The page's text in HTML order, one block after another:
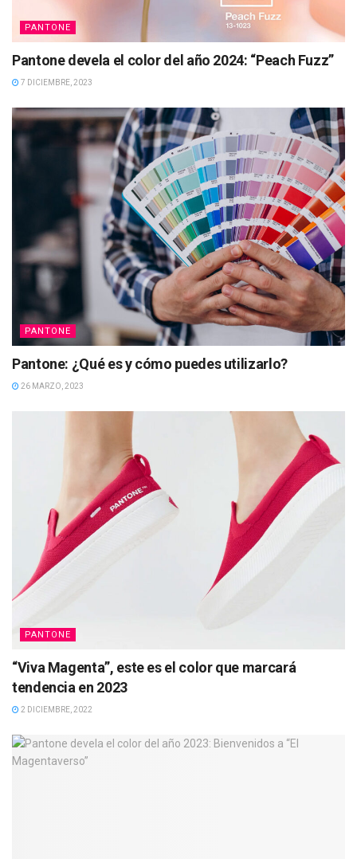
PANTONE
Pantone devela el color del año 2024: “Peach Fuzz”
7 DICIEMBRE, 2023
PANTONE
Pantone: ¿Qué es y cómo puedes utilizarlo?
26 MARZO, 2023
PANTONE
“Viva Magenta”, este es el color que marcará
tendencia en 2023
2 DICIEMBRE, 2022